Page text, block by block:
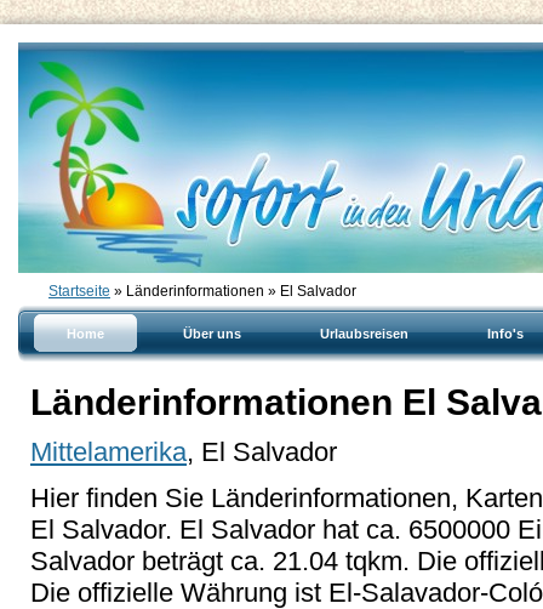
Startseite » Länderinformationen » El Salvador
Home Über uns Urlaubsreisen Info's
Länderinformationen El
Mittelamerika, El Salvador
Hier finden Sie Länderinformationen,
El Salvador. El Salvador hat ca. 6500000
Salvador beträgt ca. 21.04 tqkm. Die
Die offizielle Währung ist El-Salavador-